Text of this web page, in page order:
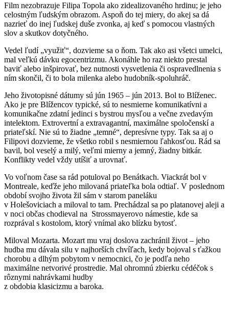
Film nezobrazuje Filipa Topola ako zidealizovaného hrdinu; je jeho
celostným ľudským obrazom. Aspoň do tej miery, do akej sa dá
nazrieť do inej ľudskej duše zvonka, aj keď s pomocou vlastných
slov a skutkov dotyčného.
Vedel ľudí „využiť“, dozvieme sa o ňom. Tak ako asi všetci umelci,
mal veľkú dávku egocentrizmu. Akonáhle ho raz niekto prestal
baviť alebo inšpirovať, bez nutnosti vysvetlenia či ospravedlnenia s
ním skončil, či to bola milenka alebo hudobník-spoluhráč.
Jeho životopisné dátumy sú jún 1965 – jún 2013. Bol to Blíženec.
Ako je pre Blížencov typické, sú to nesmierne komunikatívni a
komunikačne zdatní jedinci s bystrou mysľou a večne zvedavým
intelektom. Extrovertní a extravagantní, maximálne spoločenskí a
priateľskí. Nie sú to žiadne „temné“, depresívne typy. Tak sa aj o
Filipovi dozvieme, že všetko robil s nesmiernou ľahkosťou. Rád sa
bavil, bol veselý a milý, veľmi mierny a jemný, žiadny bitkár.
Konflikty vedel vždy utíšiť a urovnať.
Vo voľnom čase sa rád potuloval po Benátkach. Viackrát bol v
Montreale, keďže jeho milovaná priateľka bola odtiaľ. V poslednom
období svojho života žil sám v starom paneláku
v Holešoviciach a miloval to tam. Prechádzal sa po platanovej aleji a
v noci občas chodieval na Strossmayerovo námestie, kde sa
rozprával s kostolom, ktorý vnímal ako blízku bytosť.
Miloval Mozarta. Mozart mu vraj doslova zachránil život – jeho
hudba mu dávala silu v najhorších chvíľach, kedy bojoval s ťažkou
chorobu a dlhým pobytom v nemocnici, čo je podľa neho
maximálne netvorivé prostredie. Mal ohromnú zbierku cédéčok s
rôznymi nahrávkami hudby
z obdobia klasicizmu a baroka.